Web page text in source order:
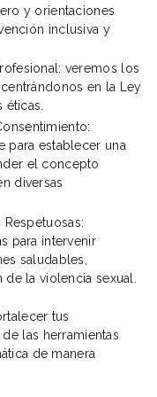
y orientaciones
inclusiva y
veremos los
en la Ley
éticas.
para establecer una
el concepto
diversas
para intervenir
saludables,
la violencia sexual.
tus
las herramientas
de manera